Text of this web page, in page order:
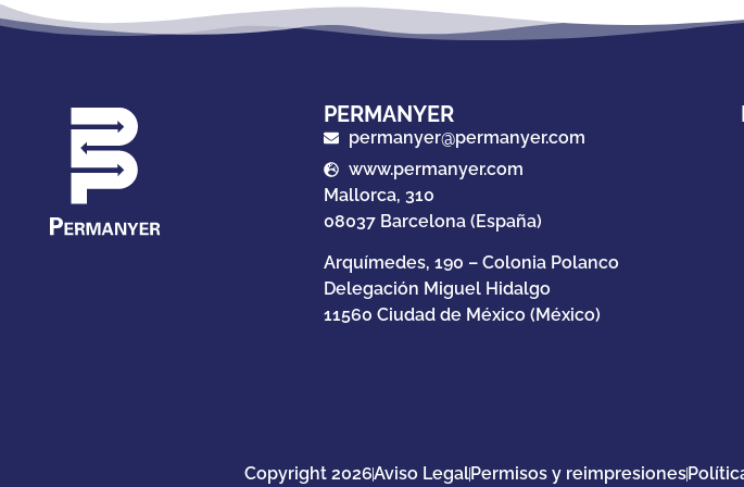
PERMANYER
permanyer@permanyer.com
www.permanyer.com
Mallorca, 310
08037 Barcelona (España)
Arquímedes, 190 – Colonia Polanco
Delegación Miguel Hidalgo
11560 Ciudad de México (México)
Copyright 2026Aviso Legal Permisos y reimpresiones